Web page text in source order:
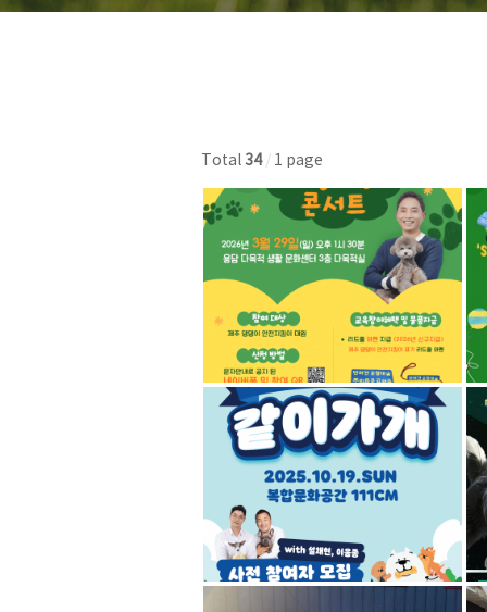
Total34 /1 page